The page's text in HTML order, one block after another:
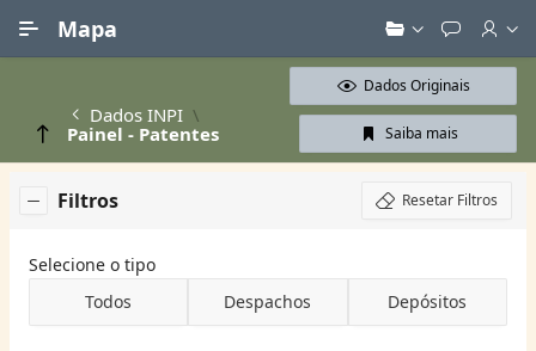
Mapa
Dados INPI
Painel - Patentes
Dados Originais
Saiba mais
Filtros Resetar Filtros
Selecione o tipo
Todos
Despachos Depósitos